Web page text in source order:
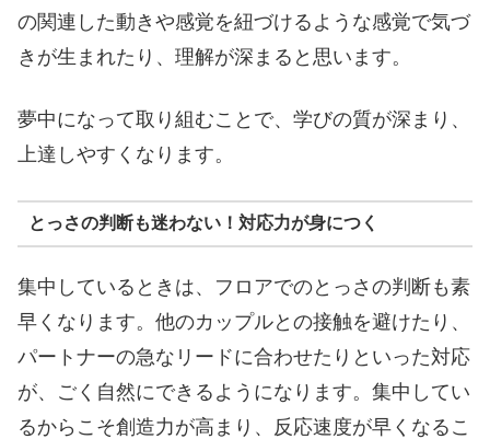
の関連した動きや感覚を紐づけるような感覚で気づ
きが生まれたり、理解が深まると思います。
夢中になって取り組むことで、学びの質が深まり、
上達しやすくなります。
とっさの判断も迷わない！対応力が身につく
集中しているときは、フロアでのとっさの判断も素
早くなります。他のカップルとの接触を避けたり、
パートナーの急なリードに合わせたりといった対応
が、ごく自然にできるようになります。集中してい
るからこそ創造力が高まり、反応速度が早くなるこ